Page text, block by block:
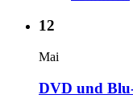
12
Mai
DVD und